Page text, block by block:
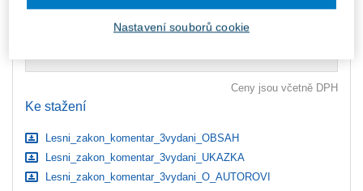
Ceny jsou včetně DPH
Ke stažení
Lesni_zakon_komentar_3vydani_OBSAH
Lesni_zakon_komentar_3vydani_UKAZKA
Lesni_zakon_komentar_3vydani_O_AUTOROVI
Nastavení souborů cookie